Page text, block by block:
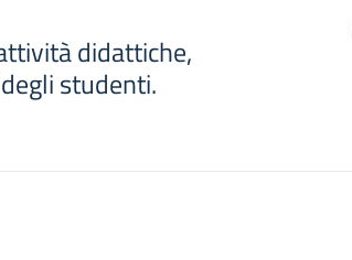
didattiche,
studenti.